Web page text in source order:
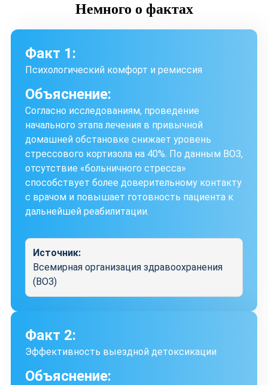
Немного о фактах
Факт 1:
Психологический комфорт и ремиссия
Объяснение:
Согласно исследованиям, проведение
начального этапа лечения в привычной
домашней обстановке снижает уровень
стрессового кортизола на 40%. По данным ВОЗ,
отсутствие «больничного стресса»
способствует более доверительному контакту
с врачом и повышает готовность пациента к
дальнейшей реабилитации.
Источник:
Всемирная организация здравоохранения
(ВОЗ)
Факт 2:
Эффективность выездной детоксикации
Объяснение: